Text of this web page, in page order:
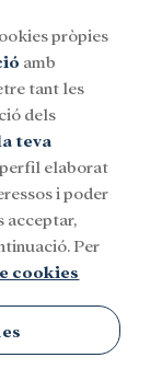
pròpies
amb
tant les
dels
teva
perfil elaborat
i poder
acceptar,
Per
cookies